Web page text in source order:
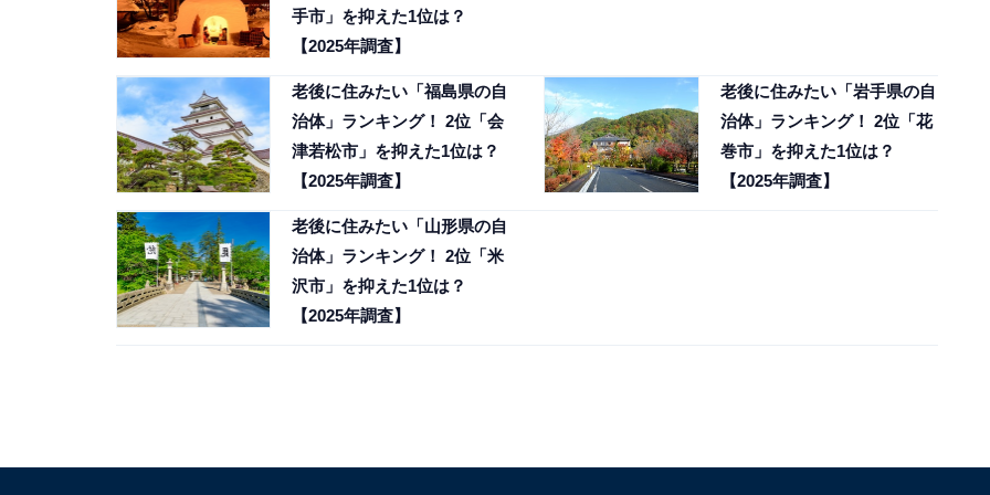
手市」を抑えた1位は？
【2025年調査】
老後に住みたい「福島県の自
治体」ランキング！ 2位「会
津若松市」を抑えた1位は？
【2025年調査】
老後に住みたい「岩手県の自
治体」ランキング！ 2位「花
巻市」を抑えた1位は？
【2025年調査】
老後に住みたい「山形県の自
治体」ランキング！ 2位「米
沢市」を抑えた1位は？
【2025年調査】